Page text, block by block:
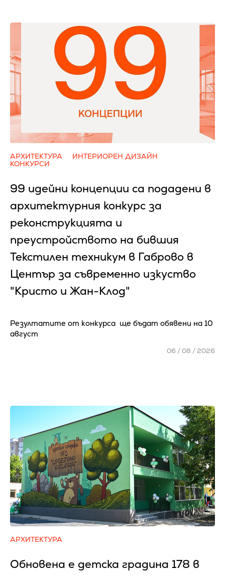
АРХИТЕКТУРА
ИНТЕРИОРЕН ДИЗАЙН
КОНКУРСИ
99 идейни концепции са подадени в
архитектурния конкурс за
реконструкцията и
преустройството на бившия
Текстилен техникум в Габрово в
Център за съвременно изкуство
"Кристо и Жан-Клод"
Резултатите от конкурса ще бъдат обявени на 10
август
06 / 08 / 2026
АРХИТЕКТУРА
Обновена е детска градина 178 в